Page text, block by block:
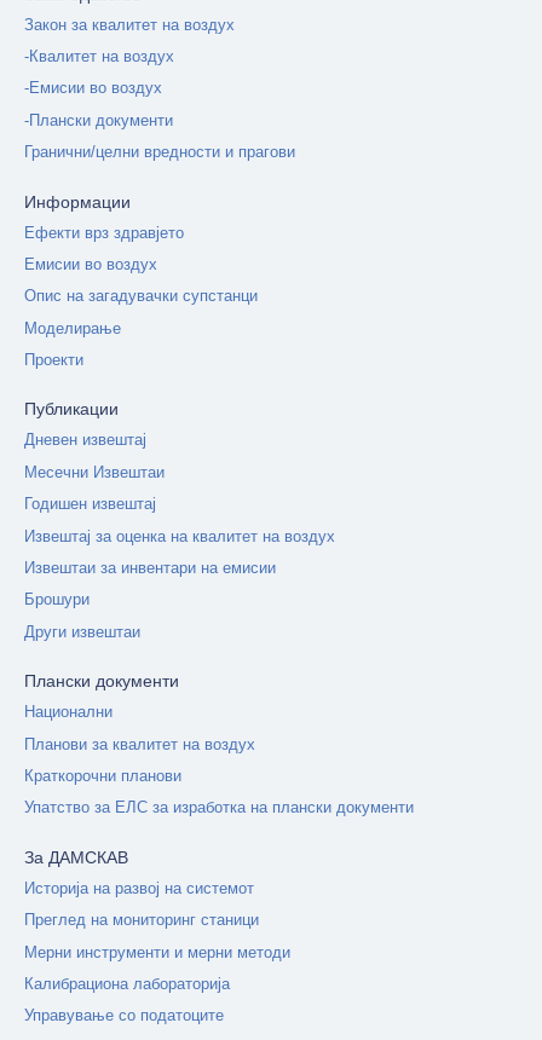
Закон за квалитет на воздух
-Квалитет на воздух
-Емисии во воздух
-Плански документи
Гранични/целни вредности и прагови
Информации
Ефекти врз здравјето
Емисии во воздух
Опис на загадувачки супстанци
Моделирање
Проекти
Публикации
Дневен извештај
Месечни Извештаи
Годишен извештај
Извештај за оценка на квалитет на воздух
Извештаи за инвентари на емисии
Брошури
Други извештаи
Плански документи
Национални
Планови за квалитет на воздух
Краткорочни планови
Упатство за ЕЛС за изработка на плански документи
За ДАМСКАВ
Историја на развој на системот
Преглед на мониторинг станици
Мерни инструменти и мерни методи
Калибрациона лабораторија
Управување со податоците